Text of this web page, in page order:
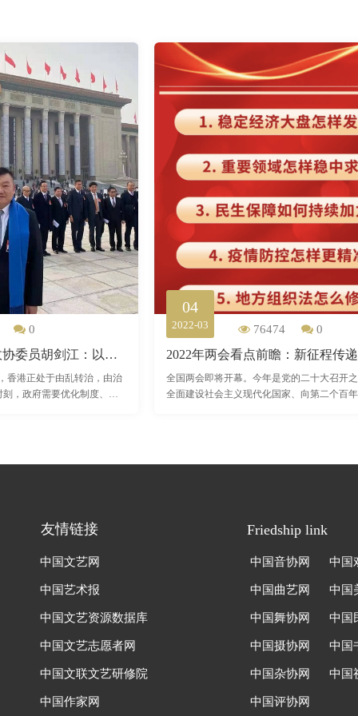
0
两会前瞻 | 港区全国政协委员胡剑江：以北部都会区为基点深化香港融入国家发展大局
香港正处于由乱转治，由治
，政府需要优化制度、提
04
2022-03 76474 0
全国两会即将开幕。今年是党的二十大召开
全面建设社会主义现代化国家、向第二个百
友情链接
中国文艺网
中国艺术报
中国文艺资源数据库
中国文艺志愿者网
中国文联文艺研修院
中国作家网
中国音协网
中国
中国曲艺网
中国
中国舞协网
中国
中国摄协网
中国
中国杂协网 中国
中国评协网
Friedship link